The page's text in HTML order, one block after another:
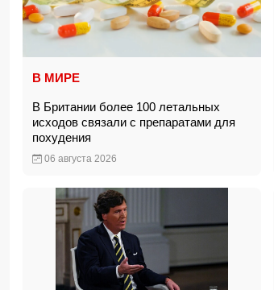
В МИРЕ
В Британии более 100 летальных
исходов связали с препаратами для
похудения
06 августа 2026